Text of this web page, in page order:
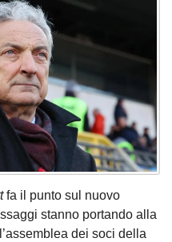
fa il punto sul nuovo
stanno portando alla
dei soci della